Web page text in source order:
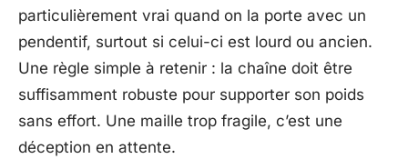
particulièrement vrai quand on la porte avec un
pendentif, surtout si celui-ci est lourd ou ancien.
Une règle simple à retenir : la chaîne doit être
suffisamment robuste pour supporter son poids
sans effort. Une maille trop fragile, c’est une
déception en attente.